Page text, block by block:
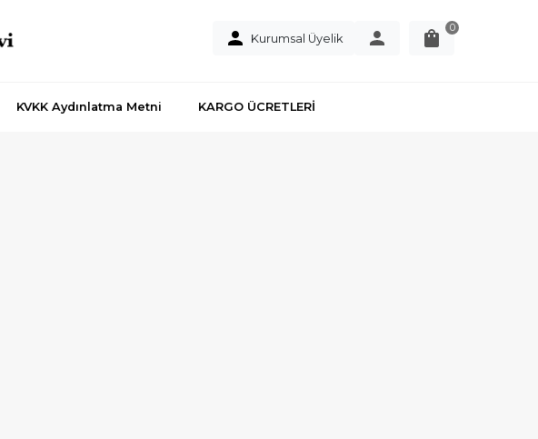
Kurumsal Üyelik
0
KVKK Aydınlatma Metni KARGO ÜCRETLERİ